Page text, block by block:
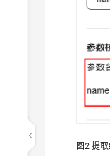
图2提